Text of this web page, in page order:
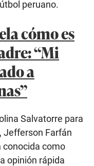
peruano.
cómo es
“Mi
a
Salvatorre para
Jefferson Farfán
conocida como
opinión rápida